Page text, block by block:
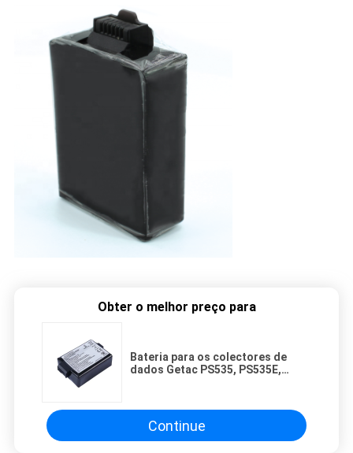
Obter o melhor preço para
Bateria para os colectores de
dados Getac PS535, PS535E,
Continue